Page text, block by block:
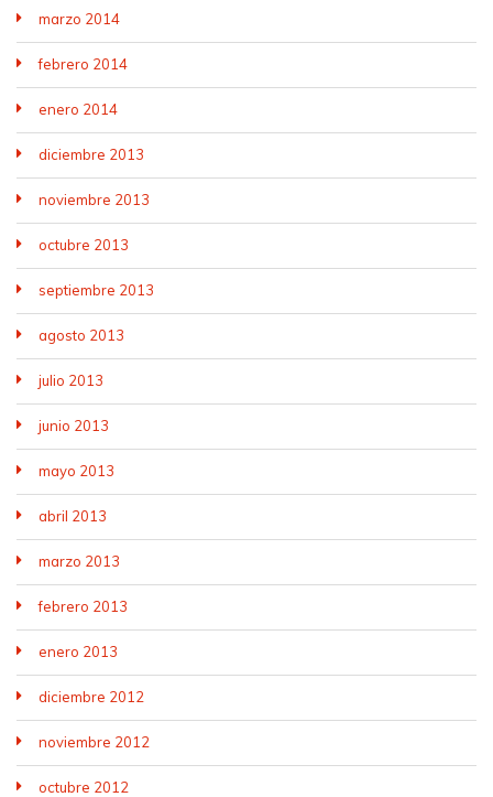
marzo 2014
febrero 2014
enero 2014
diciembre 2013
noviembre 2013
octubre 2013
septiembre 2013
agosto 2013
julio 2013
junio 2013
mayo 2013
abril 2013
marzo 2013
febrero 2013
enero 2013
diciembre 2012
noviembre 2012
octubre 2012